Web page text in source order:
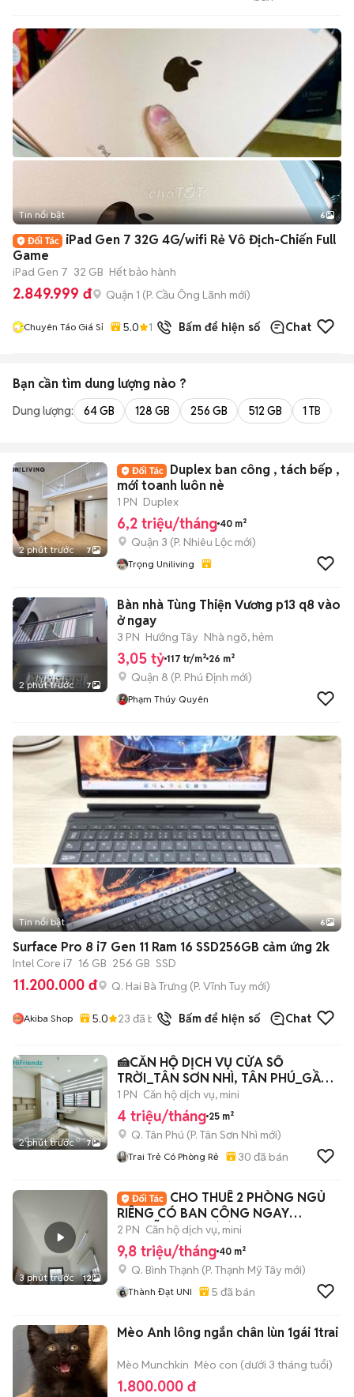
+2
Tin nổi bật 6
iPad Gen 7 32G 4G/wifi Rẻ Vô Địch-Chiến Full
Game
iPad Gen 7 32 GB Hết bảo hành
2.849.999 đ Quận 1 (P. Cầu Ông Lãnh mới)
Chuyên Táo Giá Sỉ 5.0 13đã bánBấm để hiện số Chat
Bạn cần tìm dung lượng nào ?
Dung lượng: 64 GB 128 GB 256 GB 512 GB 1 TB
2 phút trước 7
Duplex ban công , tách bếp ,
mới toanh luôn nè
1 PN Duplex
6,2 triệu/tháng 40 m²
Quận 3 (P. Nhiêu Lộc mới)
Trọng Uniliving
2 phút trước 7
Bàn nhà Tùng Thiện Vương p13 q8 vào
ở ngay
3 PN Hướng Tây Nhà ngõ, hẻm
3,05 tỷ 117 tr/m² 26 m²
Quận 8 (P. Phú Định mới)
Phạm Thúy Quyên
+2
Tin nổi bật 6
Surface Pro 8 i7 Gen 11 Ram 16 SSD256GB cảm ứng 2k
Intel Core i7 16 GB 256 GB SSD
11.200.000 đ Q. Hai Bà Trưng (P. Vĩnh Tuy mới)
Akiba Shop 5.0 23 đã bán Bấm để hiện số Chat
2 phút trước 7
🍰CĂN HỘ DỊCH VỤ CỬA SỔ
TRỜI_TÂN SƠN NHÌ, TÂN PHÚ_GẦN
AEON MALL
1 PN Căn hộ dịch vụ, mini
4 triệu/tháng 25 m²
Q. Tân Phú (P. Tân Sơn Nhì mới)
Trai Trẻ Có Phòng Rẻ 30 đã bán
3 phút trước 12
CHO THUÊ 2 PHÒNG NGỦ
RIÊNG CÓ BAN CÔNG NGAY
NGUYỄN GIA TRÍ BÌNH THẠNH
2 PN Căn hộ dịch vụ, mini
9,8 triệu/tháng 40 m²
Q. Bình Thạnh (P. Thạnh Mỹ Tây mới)
Thành Đạt UNI 5 đã bán
Mèo Anh lông ngắn chân lùn 1gái 1trai
Mèo Munchkin Mèo con (dưới 3 tháng tuổi)
1.800.000 đ